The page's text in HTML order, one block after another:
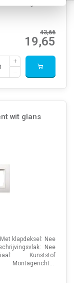
43,66
19,65
wit glans
klapdeksel: Nee
Nee
Kunststof